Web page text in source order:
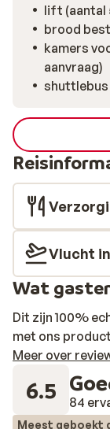
lift (aantal
brood
kamers
aanvraag)
shuttlebus
Vlucht
Wat
Dit zijn 100%
met ons
Meer over
6.5 84
Meest geboekt